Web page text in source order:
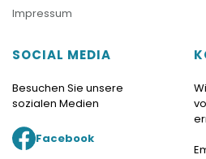
Impressum
SOCIAL MEDIA
Besuchen Sie unsere
sozialen Medien
Facebook